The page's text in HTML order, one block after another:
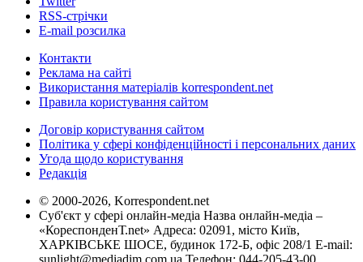
RSS-стрічки
E-mail розсилка
Контакти
Реклама на сайті
Використання матеріалів korrespondent.net
Правила користування сайтом
Договір користування сайтом
Політика у сфері конфіденційності і персональних даних
Угода щодо користування
Редакція
© 2000-2026, Korrespondent.net
Суб'єкт у сфері онлайн-медіа Назва онлайн-медіа –
«КореспонденТ.net» Адреса: 02091, місто Київ,
ХАРКІВСЬКЕ ШОСЕ, будинок 172-Б, офіс 208/1 E-mail:
sunlight@mediadim.com.ua Телефон: 044-205-43-00